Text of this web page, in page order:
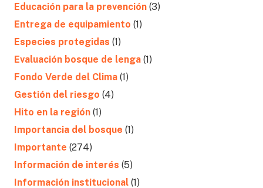
Educación para la prevención (3)
Entrega de equipamiento (1)
Especies protegidas (1)
Evaluación bosque de lenga (1)
Fondo Verde del Clima (1)
Gestión del riesgo (4)
Hito en la región (1)
Importancia del bosque (1)
Importante (274)
Información de interés (5)
Información institucional (1)